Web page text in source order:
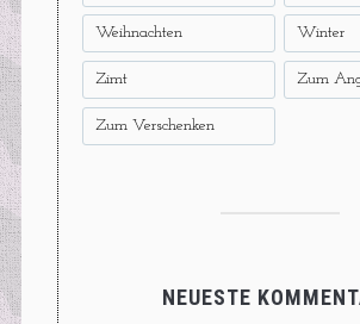
Weihnachten Winter
Zimt Zum
Zum Verschenken
NEUESTE